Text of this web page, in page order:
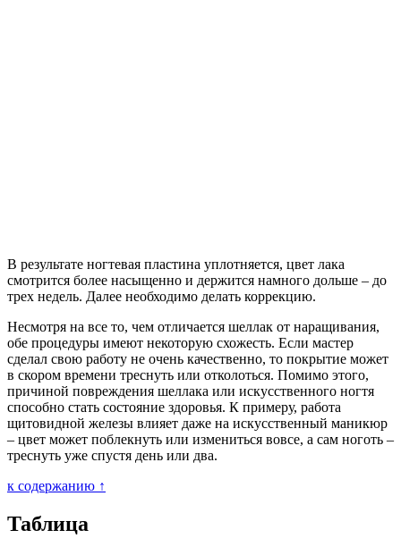
В результате ногтевая пластина уплотняется, цвет лака
смотрится более насыщенно и держится намного дольше – до
трех недель. Далее необходимо делать коррекцию.
Несмотря на все то, чем отличается шеллак от наращивания,
обе процедуры имеют некоторую схожесть. Если мастер
сделал свою работу не очень качественно, то покрытие может
в скором времени треснуть или отколоться. Помимо этого,
причиной повреждения шеллака или искусственного ногтя
способно стать состояние здоровья. К примеру, работа
щитовидной железы влияет даже на искусственный маникюр
– цвет может поблекнуть или измениться вовсе, а сам ноготь –
треснуть уже спустя день или два.
к содержанию ↑
Таблица